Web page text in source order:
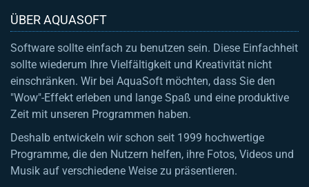
ÜBER AQUASOFT
Software sollte einfach zu benutzen sein. Diese Einfachheit
sollte wiederum Ihre Vielfältigkeit und Kreativität nicht
einschränken. Wir bei AquaSoft möchten, dass Sie den
"Wow"-Effekt erleben und lange Spaß und eine produktive
Zeit mit unseren Programmen haben.
Deshalb entwickeln wir schon seit 1999 hochwertige
Programme, die den Nutzern helfen, ihre Fotos, Videos und
Musik auf verschiedene Weise zu präsentieren.